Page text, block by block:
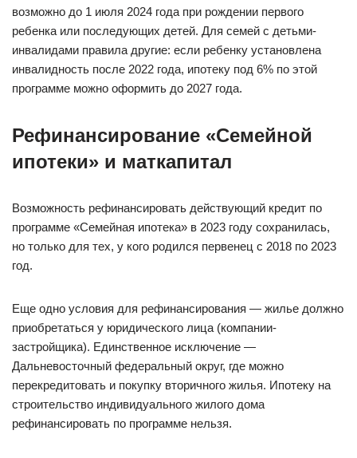
возможно до 1 июля 2024 года при рождении первого
ребенка или последующих детей. Для семей с детьми-
инвалидами правила другие: если ребенку установлена
инвалидность после 2022 года, ипотеку под 6% по этой
программе можно оформить до 2027 года.
Рефинансирование «Семейной
ипотеки» и маткапитал
Возможность рефинансировать действующий кредит по
программе «Семейная ипотека» в 2023 году сохранилась,
но только для тех, у кого родился первенец с 2018 по 2023
год.
Еще одно условия для рефинансирования — жилье должно
приобретаться у юридического лица (компании-
застройщика). Единственное исключение —
Дальневосточный федеральный округ, где можно
перекредитовать и покупку вторичного жилья. Ипотеку на
строительство индивидуального жилого дома
рефинансировать по программе нельзя.